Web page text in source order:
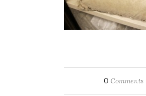
0 Comments